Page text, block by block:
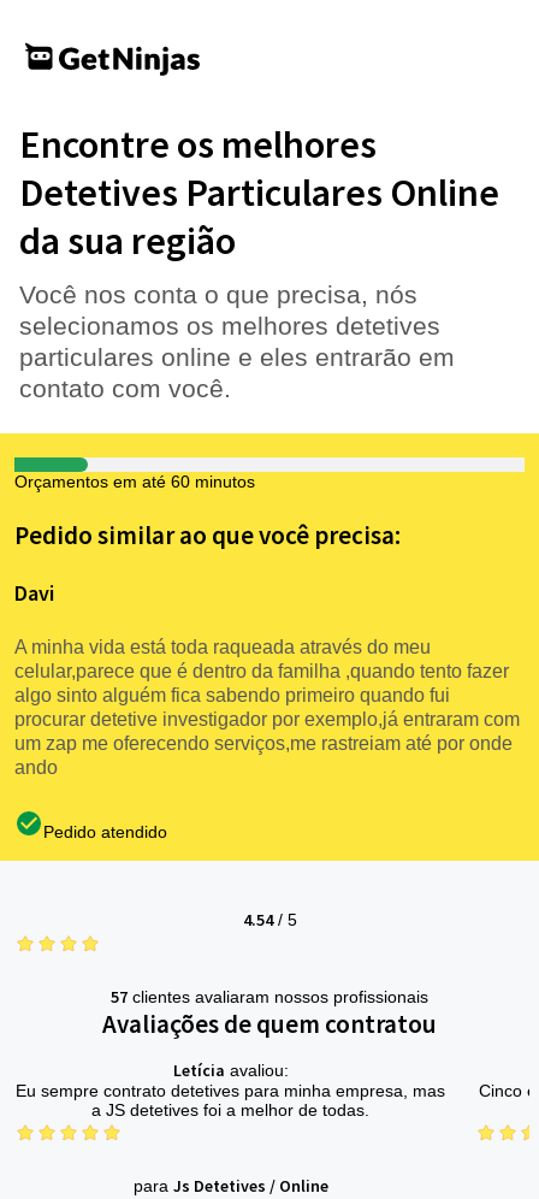
Encontre os melhores
Detetives Particulares Online
da sua região
Você nos conta o que precisa, nós
selecionamos os melhores detetives
particulares online e eles entrarão em
contato com você.
Orçamentos em até 60 minutos
Pedido similar ao que você precisa:
Davi
A minha vida está toda raqueada através do meu
celular,parece que é dentro da familha ,quando tento fazer
algo sinto alguém fica sabendo primeiro quando fui
procurar detetive investigador por exemplo,já entraram com
um zap me oferecendo serviços,me rastreiam até por onde
ando
Pedido atendido
4.54/ 5
57 clientes avaliaram nossos profissionais
Avaliações de quem contratou
Letícia avaliou:
Eu sempre contrato detetives para minha empresa, mas
a JS detetives foi a melhor de todas.
para Js Detetives / Online
Cinco